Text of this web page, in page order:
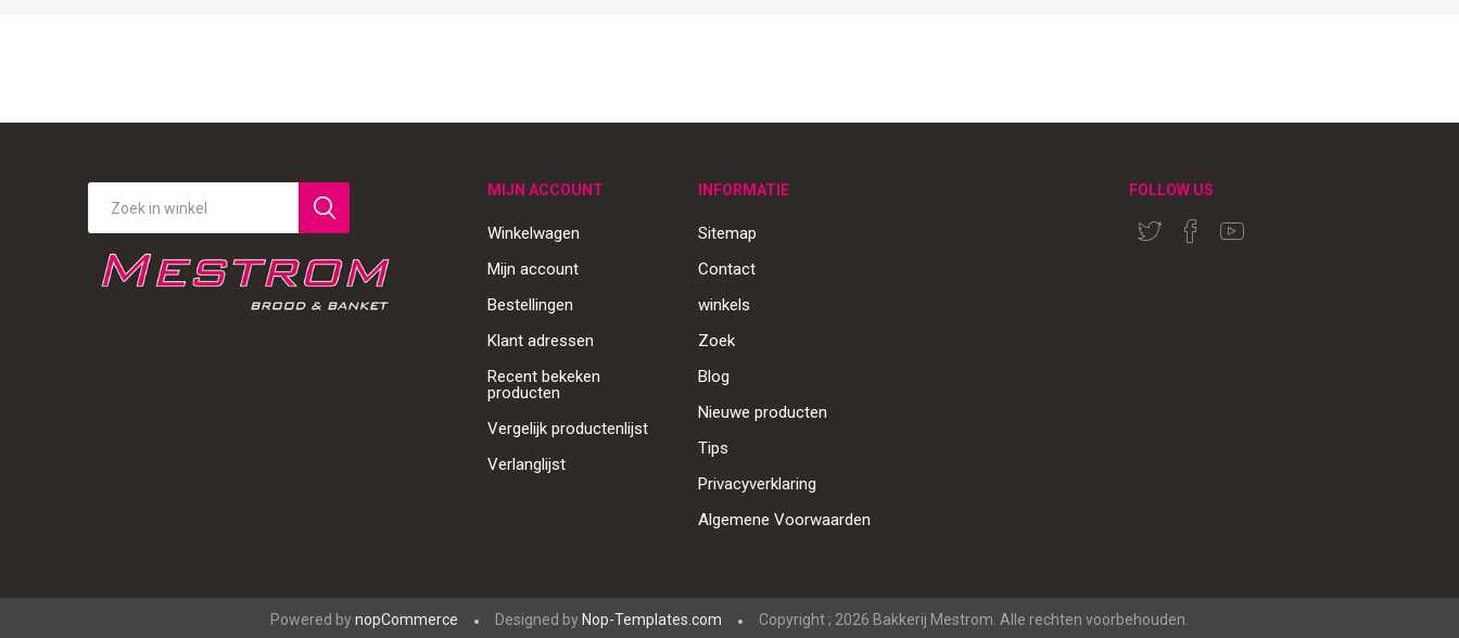
MIJN ACCOUNT
Winkelwagen
Mijn account
Bestellingen
Klant adressen
Recent bekeken
producten
Vergelijk productenlijst
Verlanglijst
INFORMATIE
Sitemap
Contact
winkels
Zoek
Blog
Nieuwe producten
Tips
Privacyverklaring
Algemene Voorwaarden
FOLLOW US
Powered bynopCommerce Designed by Nop-Templates.com Copyright ; 2026 Bakkerij Mestrom. Alle rechten voorbehouden.